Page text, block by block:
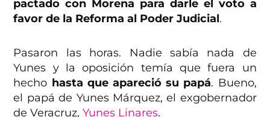
pactado con Morena para darle el voto a
favor de la Reforma al Poder Judicial.
Pasaron las horas. Nadie sabía nada de
Yunes y la oposición temía que fuera un
hecho hasta que apareció su papá. Bueno,
el papá de Yunes Márquez, el exgobernador
de Veracruz,Yunes Linares.